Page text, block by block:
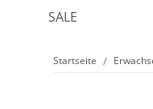
SALE
Startseite